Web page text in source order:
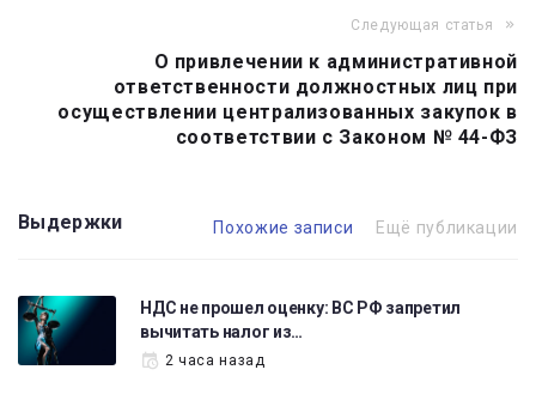
Следующая статья
О привлечении к административной
ответственности должностных лиц при
осуществлении централизованных закупок в
соответствии с Законом № 44-ФЗ
Выдержки Похожие записи Ещё публикации
НДС не прошел оценку: ВС РФ запретил
вычитать налог из…
2 часа назад